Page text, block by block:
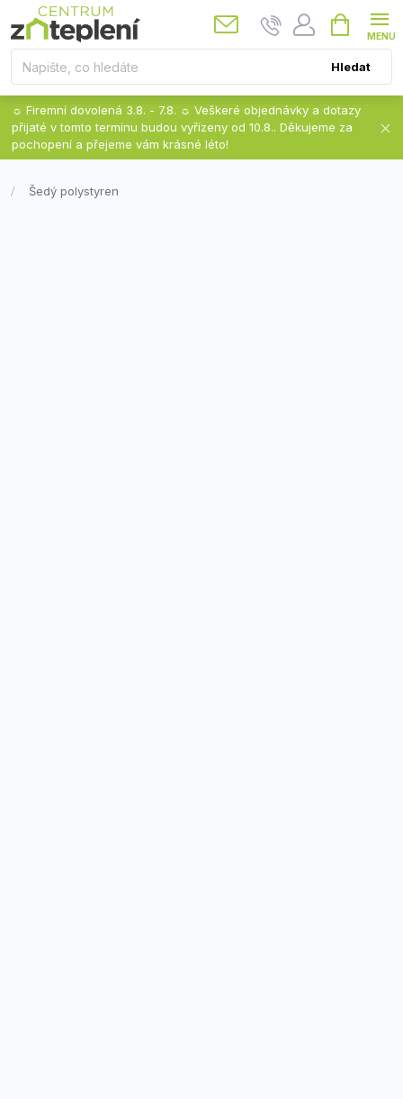
na
obsah
Hledat
Nákupní
košík
☼ Firemní dovolená 3.8. - 7.8. ☼ Veškeré objednávky a dotazy
přijaté v tomto termínu budou vyřízeny od 10.8.. Děkujeme za
pochopení a přejeme vám krásné léto!
Šedý polystyren